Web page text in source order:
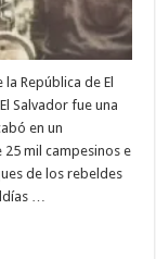
República de El
Salvador fue una
en un
mil campesinos e
de los rebeldes
…